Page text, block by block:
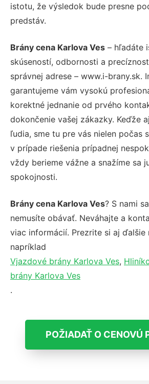
istotu, že výsledok bude presne
predstáv.
Brány cena Karlova Ves – hľadáte
skúseností, odbornosti a
správnej adrese – www.i-brany.sk.
garantujeme vám vysokú
korektné jednanie od prvého
dokončenie vašej zákazky. Keďže
ľudia, sme tu pre vás nielen počas
v prípade riešenia prípadnej
vždy berieme vážne a snažíme sa
spokojnosti.
Brány cena Karlova Ves? S nami
nemusíte obávať. Neváhajte a
viac informácií. Prezrite si aj ďalšie
napríklad
Vjazdové brány Karlova Ves,
brány Karlova Ves
.
POŽIADAŤ O CENOVÚ